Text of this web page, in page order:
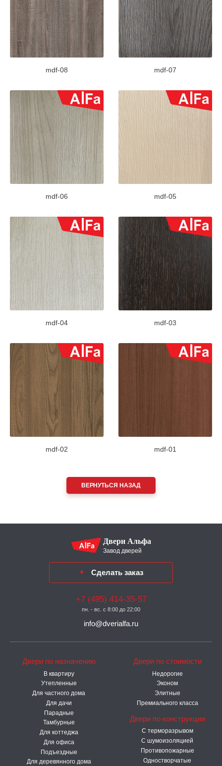
mdf-08 mdf-07
mdf-06 mdf-05
mdf-04 mdf-03
mdf-02 mdf-01
ВЕРНУТЬСЯ НАЗАД
Двери Альфа
Завод дверей
Сделать заказ
+7 (495) 414-35-57
пн. - вс. с 8:00 до 22:00
info@dverialfa.ru
Двери по назначению
В квартиру
Утепленные
Для частного дома
Для дачи
Парадные
Тамбурные
Для коттеджа
Для офиса
Подъездные
Для деревянного дома
Двери по стоимости
Недорогие
Эконом
Элитные
Премиального класса
Двери по конструкции
C терморазрывом
С шумоизоляцией
Противопожарные
Одностворчатые